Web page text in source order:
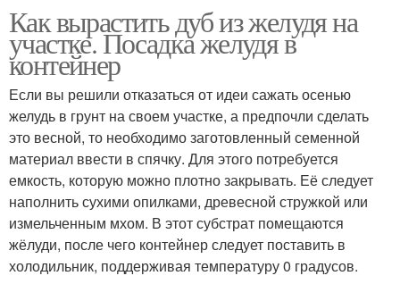
Как вырастить дуб из желудя на
участке. Посадка желудя в
контейнер
Если вы решили отказаться от идеи сажать осенью
желудь в грунт на своем участке, а предпочли сделать
это весной, то необходимо заготовленный семенной
материал ввести в спячку. Для этого потребуется
емкость, которую можно плотно закрывать. Её следует
наполнить сухими опилками, древесной стружкой или
измельченным мхом. В этот субстрат помещаются
жёлуди, после чего контейнер следует поставить в
холодильник, поддерживая температуру 0 градусов.